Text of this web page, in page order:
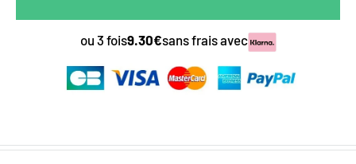
ou 3 fois9.30€sans frais avec